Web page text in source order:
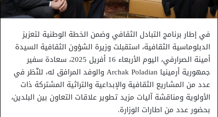
في إطار برنامج التبادل الثقافي وضمن الخطة الوطنية لتعزيز
الدبلوماسية الثقافية، استقبلت وزيرة الشؤون الثقافية السيدة
أمينة الصرارفي، اليوم الأربعاء 16 أفريل 2025، سعادة سفير
جمهورية أرمينيا Archak Poladian والوفد المرافق له، للنّظر في
عدد من المشاريع الثقافية والإبداعية والتراثية المشتركة ذات
الأولوية ومناقشة آليات مزيد تطوير علاقات التعاون بين البلدين،
بحضور عدد من اطارات الوزارة.